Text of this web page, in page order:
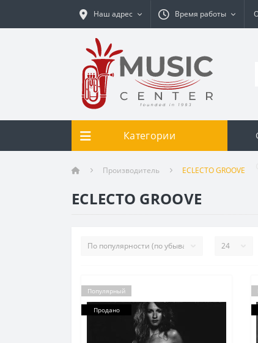
Наш адрес Время работы
Категории
Производитель ECLECTO GROOVE
ECLECTO GROOVE
Популярный
Продано